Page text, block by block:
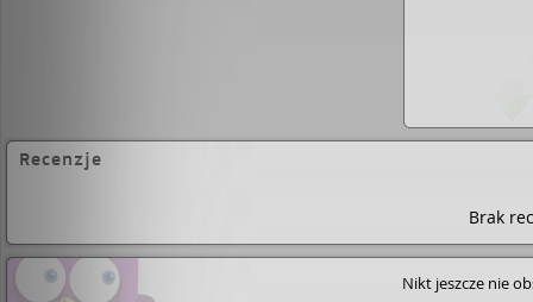
Recenzje
Brak
Nikt jeszcze nie